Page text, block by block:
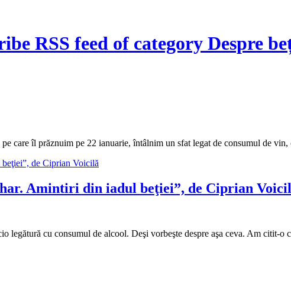
RSS feed of category Despre
care îl prăznuim pe 22 ianuarie, întâlnim un sfat legat de consumul de
Amintiri din iadul beţiei”, de Ciprian
legătură cu consumul de alcool. Deşi vorbeşte despre aşa ceva. Am